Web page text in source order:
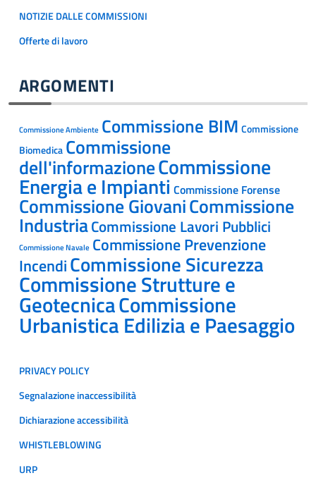
NOTIZIE DALLE COMMISSIONI
Offerte di lavoro
ARGOMENTI
Commissione Ambiente Commissione BIM Commissione
Biomedica Commissione
dell'informazioneCommissione
Energia e Impianti Commissione Forense
Commissione GiovaniCommissione
IndustriaCommissione Lavori Pubblici
Commissione Navale Commissione Prevenzione
IncendiCommissione Sicurezza
Commissione Strutture e
GeotecnicaCommissione
Urbanistica Edilizia e Paesaggio
PRIVACY POLICY
Segnalazione inaccessibilità
Dichiarazione accessibilità
WHISTLEBLOWING
URP